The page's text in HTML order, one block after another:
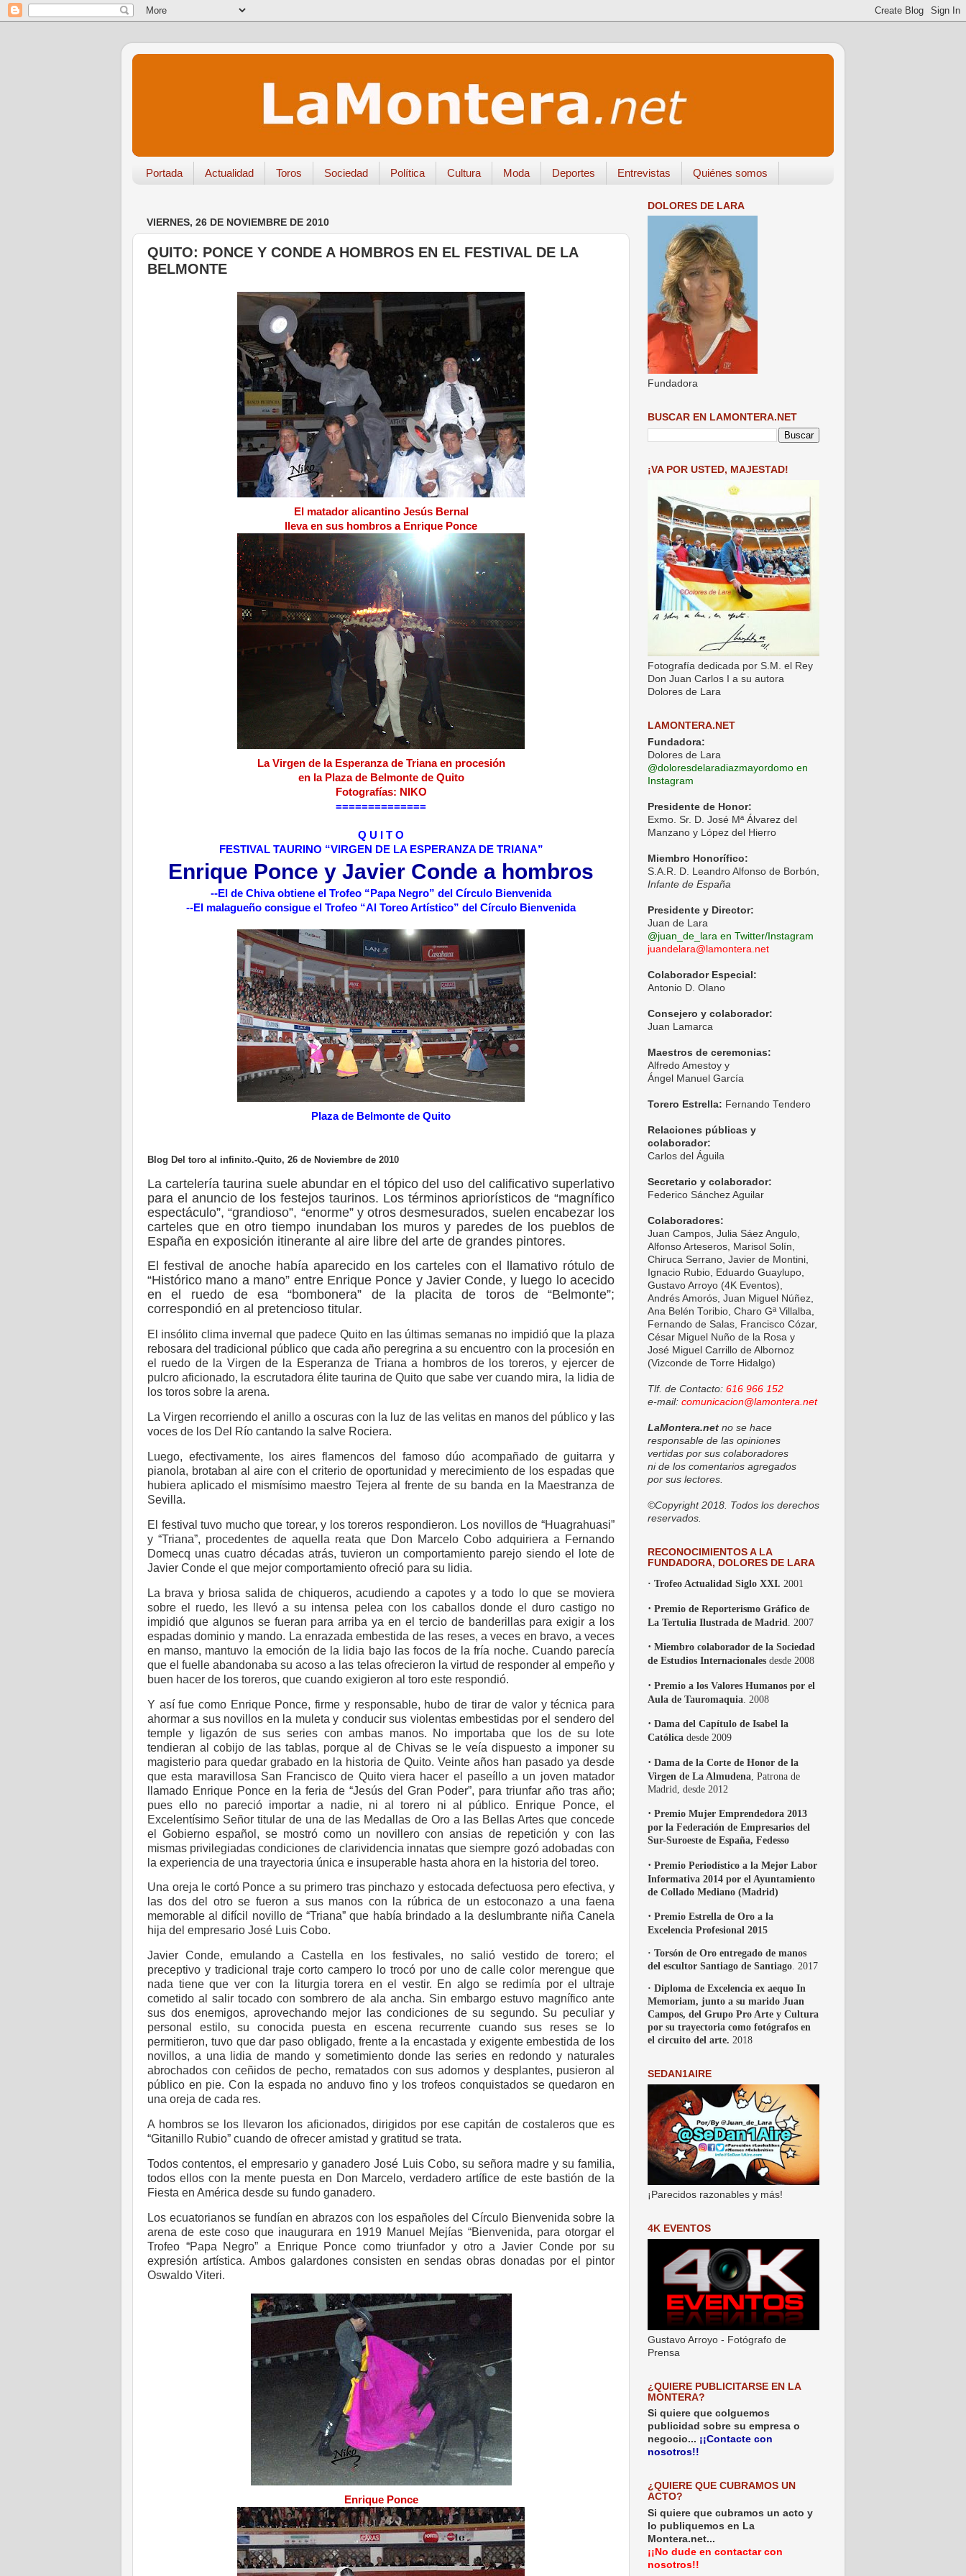
Portada Actualidad Toros Sociedad Política Cultura Moda Deportes Entrevistas Quiénes somos
VIERNES, 26 DE NOVIEMBRE DE 2010
QUITO: PONCE Y CONDE A HOMBROS EN EL FESTIVAL DE LA
BELMONTE
El matador alicantino Jesús Bernal
lleva en sus hombros a Enrique Ponce
La Virgen de la Esperanza de Triana en procesión
en la Plaza de Belmonte de Quito
Fotografías: NIKO
==============
Q U I T O
FESTIVAL TAURINO “VIRGEN DE LA ESPERANZA DE TRIANA”
Enrique Ponce y Javier Conde a hombros
--El de Chiva obtiene el Trofeo “Papa Negro” del Círculo Bienvenida
--El malagueño consigue el Trofeo “Al Toreo Artístico” del Círculo Bienvenida
Plaza de Belmonte de Quito
Blog Del toro al infinito.-Quito, 26 de Noviembre de 2010
La cartelería taurina suele abundar en el tópico del uso del calificativo superlativo
para el anuncio de los festejos taurinos. Los términos apriorísticos de “magnífico
espectáculo”, “grandioso”, “enorme” y otros desmesurados, suelen encabezar los
carteles que en otro tiempo inundaban los muros y paredes de los pueblos de
España en exposición itinerante al aire libre del arte de grandes pintores.
El festival de anoche había aparecido en los carteles con el llamativo rótulo de
“Histórico mano a mano” entre Enrique Ponce y Javier Conde, y luego lo acecido
en el ruedo de esa “bombonera” de la placita de toros de “Belmonte”;
correspondió en al pretencioso titular.
El insólito clima invernal que padece Quito en las últimas semanas no impidió que la plaza
rebosara del tradicional público que cada año peregrina a su encuentro con la procesión en
el ruedo de la Virgen de la Esperanza de Triana a hombros de los toreros, y ejercer de
pulcro aficionado, la escrutadora élite taurina de Quito que sabe ver cuando mira, la lidia de
los toros sobre la arena.
La Virgen recorriendo el anillo a oscuras con la luz de las velitas en manos del público y las
voces de los Del Río cantando la salve Rociera.
Luego, efectivamente, los aires flamencos del famoso dúo acompañado de guitarra y
pianola, brotaban al aire con el criterio de oportunidad y merecimiento de los espadas que
hubiera aplicado el mismísimo maestro Tejera al frente de su banda en la Maestranza de
Sevilla.
El festival tuvo mucho que torear, y los toreros respondieron. Los novillos de “Huagrahuasi”
y “Triana”, procedentes de aquella reata que Don Marcelo Cobo adquiriera a Fernando
Domecq unas cuatro décadas atrás, tuvieron un comportamiento parejo siendo el lote de
Javier Conde el que mejor comportamiento ofreció para su lidia.
La brava y briosa salida de chiqueros, acudiendo a capotes y a todo lo que se moviera
sobre el ruedo, les llevó a su intensa pelea con los caballos donde el duro castigo no
impidió que algunos se fueran para arriba ya en el tercio de banderillas para exigir a los
espadas dominio y mando. La enrazada embestida de las reses, a veces en bravo, a veces
en manso, mantuvo la emoción de la lidia bajo las focos de la fría noche. Cuando parecía
que el fuelle abandonaba su acoso a las telas ofrecieron la virtud de responder al empeño y
buen hacer de los toreros, que cuando exigieron al toro este respondió.
Y así fue como Enrique Ponce, firme y responsable, hubo de tirar de valor y técnica para
ahormar a sus novillos en la muleta y conducir sus violentas embestidas por el sendero del
temple y ligazón de sus series con ambas manos. No importaba que los de su lote
tendieran al cobijo de las tablas, porque al de Chivas se le veía dispuesto a imponer su
magisterio para quedar grabado en la historia de Quito. Veinte años han pasado ya desde
que esta maravillosa San Francisco de Quito viera hacer el paseíllo a un joven matador
llamado Enrique Ponce en la feria de “Jesús del Gran Poder”, para triunfar año tras año;
pues ello no pareció importar a nadie, ni al torero ni al público. Enrique Ponce, el
Excelentísimo Señor titular de una de las Medallas de Oro a las Bellas Artes que concede
el Gobierno español, se mostró como un novillero con ansias de repetición y con las
mismas privilegiadas condiciones de clarividencia innatas que siempre gozó adobadas con
la experiencia de una trayectoria única e insuperable hasta ahora en la historia del toreo.
Una oreja le cortó Ponce a su primero tras pinchazo y estocada defectuosa pero efectiva, y
las dos del otro se fueron a sus manos con la rúbrica de un estoconazo a una faena
memorable al difícil novillo de “Triana” que había brindado a la deslumbrante niña Canela
hija del empresario José Luis Cobo.
Javier Conde, emulando a Castella en los festivales, no salió vestido de torero; el
preceptivo y tradicional traje corto campero lo trocó por uno de calle color merengue que
nada tiene que ver con la liturgia torera en el vestir. En algo se redimía por el ultraje
cometido al salir tocado con sombrero de ala ancha. Sin embargo estuvo magnífico ante
sus dos enemigos, aprovechando mejor las condiciones de su segundo. Su peculiar y
personal estilo, su conocida puesta en escena recurrente cuando sus reses se lo
permitieron, tuvo que dar paso obligado, frente a la encastada y exigente embestida de los
novillos, a una lidia de mando y sometimiento donde las series en redondo y naturales
abrochados con ceñidos de pecho, rematados con sus adornos y desplantes, pusieron al
público en pie. Con la espada no anduvo fino y los trofeos conquistados se quedaron en
una oreja de cada res.
A hombros se los llevaron los aficionados, dirigidos por ese capitán de costaleros que es
“Gitanillo Rubio” cuando de ofrecer amistad y gratitud se trata.
Todos contentos, el empresario y ganadero José Luis Cobo, su señora madre y su familia,
todos ellos con la mente puesta en Don Marcelo, verdadero artífice de este bastión de la
Fiesta en América desde su fundo ganadero.
Los ecuatorianos se fundían en abrazos con los españoles del Círculo Bienvenida sobre la
arena de este coso que inaugurara en 1919 Manuel Mejías “Bienvenida, para otorgar el
Trofeo “Papa Negro” a Enrique Ponce como triunfador y otro a Javier Conde por su
expresión artística. Ambos galardones consisten en sendas obras donadas por el pintor
Oswaldo Viteri.
Enrique Ponce
DOLORES DE LARA
Fundadora
BUSCAR EN LAMONTERA.NET
¡VA POR USTED, MAJESTAD!
Fotografía dedicada por S.M. el Rey
Don Juan Carlos I a su autora
Dolores de Lara
LAMONTERA.NET
Fundadora:
Dolores de Lara
@doloresdelaradiazmayordomo en
Instagram
Presidente de Honor:
Exmo. Sr. D. José Mª Álvarez del
Manzano y López del Hierro
Miembro Honorífico:
S.A.R. D. Leandro Alfonso de Borbón,
Infante de España
Presidente y Director:
Juan de Lara
@juan_de_lara en Twitter/Instagram
juandelara@lamontera.net
Colaborador Especial:
Antonio D. Olano
Consejero y colaborador:
Juan Lamarca
Maestros de ceremonias:
Alfredo Amestoy y
Ángel Manuel García
Torero Estrella: Fernando Tendero
Relaciones públicas y
colaborador:
Carlos del Águila
Secretario y colaborador:
Federico Sánchez Aguilar
Colaboradores:
Juan Campos, Julia Sáez Angulo,
Alfonso Arteseros, Marisol Solín,
Chiruca Serrano, Javier de Montini,
Ignacio Rubio, Eduardo Guaylupo,
Gustavo Arroyo (4K Eventos),
Andrés Amorós, Juan Miguel Núñez,
Ana Belén Toribio, Charo Gª Villalba,
Fernando de Salas, Francisco Cózar,
César Miguel Nuño de la Rosa y
José Miguel Carrillo de Albornoz
(Vizconde de Torre Hidalgo)
Tlf. de Contacto: 616 966 152
e-mail: comunicacion@lamontera.net
LaMontera.net no se hace
responsable de las opiniones
vertidas por sus colaboradores
ni de los comentarios agregados
por sus lectores.
©Copyright 2018. Todos los derechos
reservados.
RECONOCIMIENTOS A LA
FUNDADORA, DOLORES DE LARA
· Trofeo Actualidad Siglo XXI. 2001
· Premio de Reporterismo Gráfico de
La Tertulia Ilustrada de Madrid . 2007
· Miembro colaborador de la Sociedad
de Estudios Internacionales desde 2008
· Premio a los Valores Humanos por el
Aula de Tauromaquia . 2008
· Dama del Capítulo de Isabel la
Católica desde 2009
· Dama de la Corte de Honor de la
Virgen de La Almudena , Patrona de
Madrid, desde 2012
· Premio Mujer Emprendedora 2013
por la Federación de Empresarios del
Sur-Suroeste de España, Fedesso
· Premio Periodístico a la Mejor Labor
Informativa 2014 por el Ayuntamiento
de Collado Mediano (Madrid)
· Premio Estrella de Oro a la
Excelencia Profesional 2015
· Torsón de Oro entregado de manos
del escultor Santiago de Santiago . 2017
· Diploma de Excelencia ex aequo In
Memoriam, junto a su marido Juan
Campos, del Grupo Pro Arte y Cultura
por su trayectoria como fotógrafos en
el circuito del arte. 2018
SEDAN1AIRE
¡Parecidos razonables y más!
4K EVENTOS
Gustavo Arroyo - Fotógrafo de
Prensa
¿QUIERE PUBLICITARSE EN LA
MONTERA?
Si quiere que colguemos
publicidad sobre su empresa o
negocio... ¡¡Contacte con
nosotros!!
¿QUIERE QUE CUBRAMOS UN
ACTO?
Si quiere que cubramos un acto y
lo publiquemos en La
Montera.net...
¡¡No dude en contactar con
nosotros!!